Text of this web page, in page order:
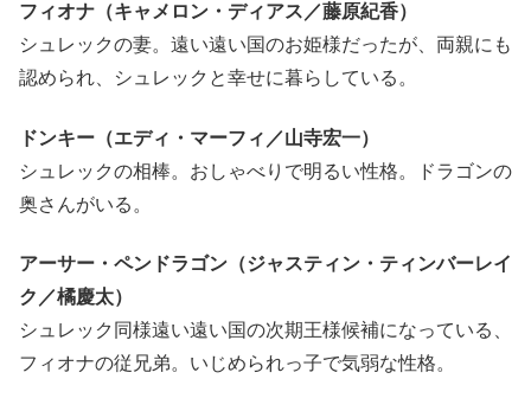
フィオナ（キャメロン・ディアス／藤原紀香）
シュレックの妻。遠い遠い国のお姫様だったが、両親にも
認められ、シュレックと幸せに暮らしている。
ドンキー（エディ・マーフィ／山寺宏一）
シュレックの相棒。おしゃべりで明るい性格。ドラゴンの
奥さんがいる。
アーサー・ペンドラゴン（ジャスティン・ティンバーレイ
ク／橘慶太）
シュレック同様遠い遠い国の次期王様候補になっている、
フィオナの従兄弟。いじめられっ子で気弱な性格。